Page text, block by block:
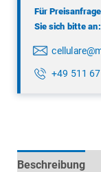
Für
Sie sich bitte an:
+49 511
Beschreibung